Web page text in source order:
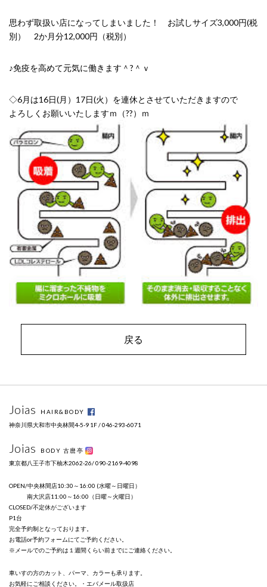
思わず取扱い店になってしまいました！ お試しサイズ3,000円(税
別） 2か月分12,000円（税別）
♪免疫を高めて元気に働きます＾?＾ｖ
◇6月は16日(月）17日(火）を連休とさせていただきますので
よろしくお願いいたしますｍ（??）ｍ
戻る
Joias
HAIR&BODY
神奈川県大和市中央林間4-5-9 1F / 046-293-6071
Joias
BODY 古麿亭
東京都八王子市下柚木2062-26/ 090-2169-4098
OPEN/中央林間店10:30～16:00 (水曜～日曜日）
南大沢店11:00～16:00（日曜～火曜日）
CLOSED/不定休がございます
P1台
完全予約制となっております。
お電話or予約フォームにてご予約ください。
※メールでのご予約は１週間くらい前までにご連絡ください。
車いすの方のカット、パーマ、カラーも承ります。
お気軽にご相談ください。・エバメール取扱店